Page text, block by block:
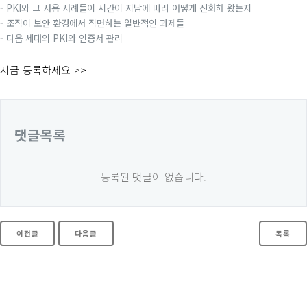
- PKI와 그 사용 사례들이 시간이 지남에 따라 어떻게 진화해 왔는지
- 조직이 보안 환경에서 직면하는 일반적인 과제들
- 다음 세대의 PKI와 인증서 관리
지금 등록하세요 >>
댓글목록
등록된 댓글이 없습니다.
이전글 다음글 목록